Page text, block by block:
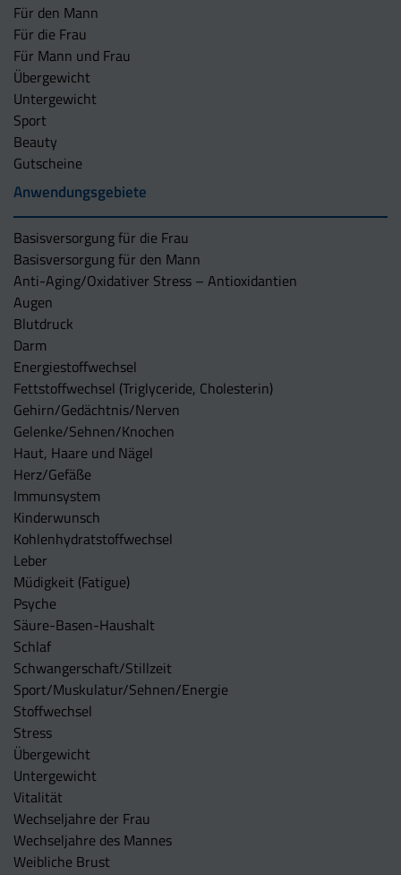
Für den Mann
Für die Frau
Für Mann und Frau
Übergewicht
Untergewicht
Sport
Beauty
Gutscheine
Anwendungsgebiete
Basisversorgung für die Frau
Basisversorgung für den Mann
Anti-Aging/Oxidativer Stress – Antioxidantien
Augen
Blutdruck
Darm
Energiestoffwechsel
Fettstoffwechsel (Triglyceride, Cholesterin)
Gehirn/Gedächtnis/Nerven
Gelenke/Sehnen/Knochen
Haut, Haare und Nägel
Herz/Gefäße
Immunsystem
Kinderwunsch
Kohlenhydratstoffwechsel
Leber
Müdigkeit (Fatigue)
Psyche
Säure-Basen-Haushalt
Schlaf
Schwangerschaft/Stillzeit
Sport/Muskulatur/Sehnen/Energie
Stoffwechsel
Stress
Übergewicht
Untergewicht
Vitalität
Wechseljahre der Frau
Wechseljahre des Mannes
Weibliche Brust